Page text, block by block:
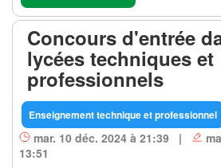
Concours d'entrée
lycées techniques et
professionnels
Enseignement technique et professionnel
mar. 10 déc. 2024 à 21:39 |
13:51